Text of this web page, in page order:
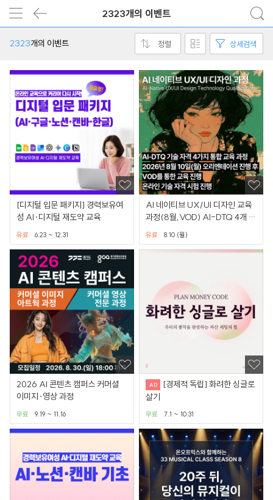
2323개의 이벤트
2323개의 이벤트 정렬 상세검색
[디지털 입문 패키지] 경력보유여
성 AI·디지털 재도약 교육
6.23 ~ 12.31
유료
AI 네이티브 UX/UI 디자인 교육
과정(8월,VOD) AI-DTQ 4개 자
격증 동시취득
8.10 (월)
유료
2026 AI 콘텐츠 캠퍼스 커머셜
이미지·영상 과정
9.19 ~ 11.16
무료
[경제적 독립] 화려한 싱글로
살기
7.1 ~ 10.31
무료